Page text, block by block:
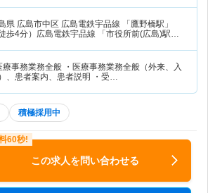
県 広島市中区 広島電鉄宇品線 「鷹野橋駅」
徒歩4分）広島電鉄宇品線 「市役所前(広島)駅」
療事務業務全般 ・医療事務業務全般（外来、入
、患者案内、患者説明 ・受…
積極採用中
この求人を問い合わせる